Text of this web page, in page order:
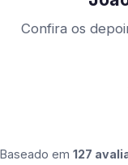
Confira os
Baseado em 127